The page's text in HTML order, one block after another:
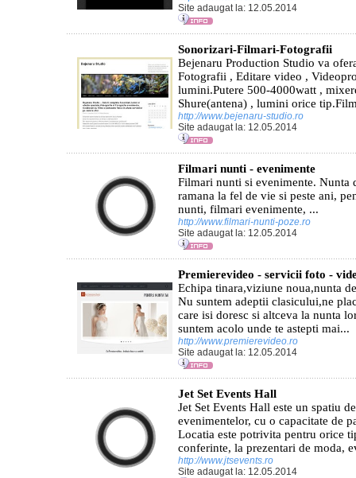
Site adaugat la: 12.05.2014
Sonorizari-Filmari-Fotografii
Bejenaru Production Studio va
Fotografii , Editare video ,
lumini.Putere 500-4000watt ,
Shure(antena) , lumini orice
http://www.bejenaru-studio.ro
Site adaugat la: 12.05.2014
Filmari nunti - evenimente
Filmari nunti si evenimente. Nunta
ramana la fel de vie si peste ani,
nunti, filmari evenimente, ...
http://www.filmari-nunti-poze.ro
Site adaugat la: 12.05.2014
Premierevideo - servicii foto -
Echipa tinara,viziune noua,nunta
Nu suntem adeptii clasicului,ne
care isi doresc si altceva la nunta
suntem acolo unde te astepti mai...
http://www.premierevideo.ro
Site adaugat la: 12.05.2014
Jet Set Events Hall
Jet Set Events Hall este un spatiu
evenimentelor, cu o capacitate de
Locatia este potrivita pentru orice
conferinte, la prezentari de moda,
http://www.jtsevents.ro
Site adaugat la: 12.05.2014